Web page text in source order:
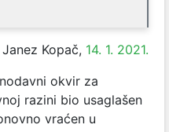
Janez Kopač, 14. 1. 2021.
okvir za
razini bio usaglašen
vraćen u